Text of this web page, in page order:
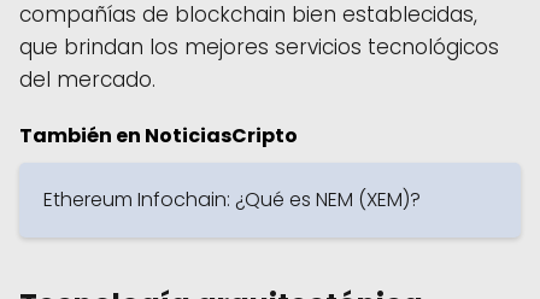
compañías de blockchain bien establecidas,
que brindan los mejores servicios tecnológicos
del mercado.
También en NoticiasCripto
Ethereum Infochain: ¿Qué es NEM (XEM)?